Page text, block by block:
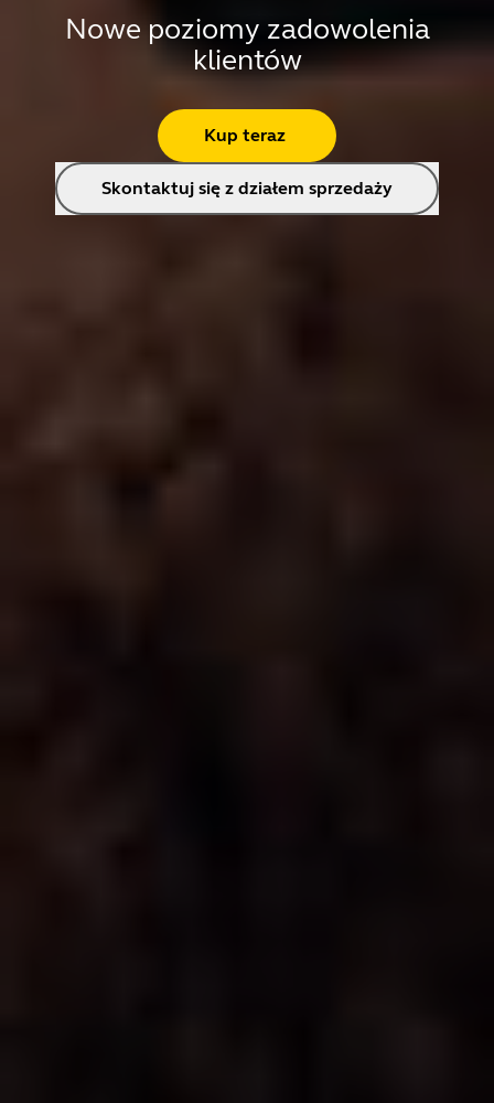
Nowe poziomy zadowolenia
klientów
Kup teraz
Skontaktuj się z działem sprzedaży